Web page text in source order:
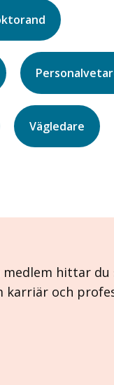
Vägledare
hittar du
karriär och